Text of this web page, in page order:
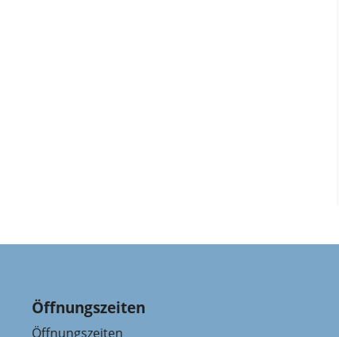
Öffnungszeiten
Öffnungszeiten